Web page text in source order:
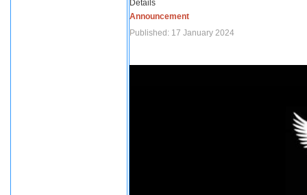
Details
Announcement
Published: 17 January 2024